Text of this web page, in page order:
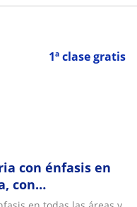
1ª clase gratis
con énfasis en
con